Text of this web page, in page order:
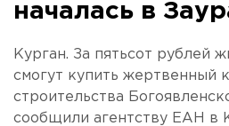
началась в
Курган. За пятьсот рублей
смогут купить жертвенный
строительства
сообщили агентству ЕАН в